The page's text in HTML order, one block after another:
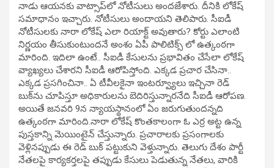
నాడు ఆయనకు వాట్సాప్‌లో నోటీసులు అందజేశారు. దీనికి లోకేష్‌
సమాధానం ఇచ్చారు. నోటీసులు అందాయని తెలిపారు. సీఐడీ
నోటీసులకు నారా లోకేష్ ఎలా రియాక్ట్ అవుతారు? కోర్టు ఎలాంటి
నిర్ణయం తీసుకుంటుందనే అంశం ఏపీ పాలిటిక్స్ లో ఉత్కంఠగా
మారింది. ఇదిలా ఉంటే.. సీఐడీ కేసులను ప్రభావితం చేసేలా లోకేష్‌
వ్యాఖ్యలు చేశారని సీఐడీ ఆరోపిస్తోంది. ఎక్కడ ప్రచార చేసినా..
ఎక్కడ ప్రస‌గించినా.. ఏ టీవీల‌కైనా ఇంట‌ర్వ్యూలు ఇచ్చినా రెడ్
బుక్‌ను చూపిస్తూ అధికారుల‌ను బెదిరిస్తున్నారనేది సీఐడీ ఆరోపణ.
అయితే జనవరి 9న న్యాయస్థానంలో ఏం జరుగుతుందన్నది
ఉత్కంఠగా మారింది.నారా లోకేష్ కొంత‌కాలంగా ఓ ఎర్ర అట్ట ఉన్న
పుస్తకాన్ని మెయింటైన్ చేస్తున్నారు. ప్రచారాల‌కు ప్రసంగాల‌కు
వెళ్లినప్పుడు ఈ రెడ్ బుక్ ప‌ట్టుకుని వెళ్తున్నారు. తెలుగు దేశం పార్టీ
నేత‌ల‌పై కార్యక‌ర్తల‌పై త‌ప్పుడు కేసులు పెడుతున్న నేత‌లు, వారికి